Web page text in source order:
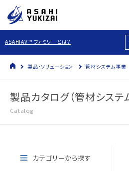
ASAHIAV™ ファミリーとは？
製品・ソリューション 管材システム事業
製品カタログ（管材システ
Catalog
カテゴリーから探す